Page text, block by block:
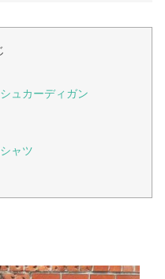
ュカーディガン
ャツ